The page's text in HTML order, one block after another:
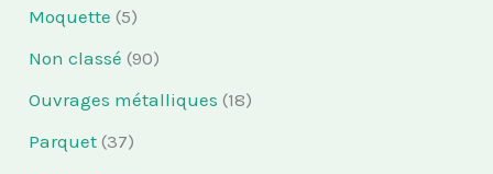
Moquette (5)
Non classé (90)
Ouvrages métalliques (18)
Parquet (37)